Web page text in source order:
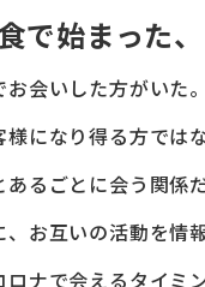
で始まった
会いした方がいた。
になり得る方では
るごとに会う関係
お互いの活動を情
ナで会えるタイミ